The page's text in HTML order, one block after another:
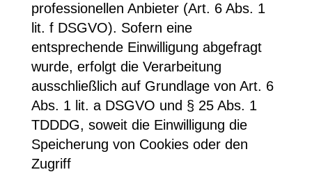
professionellen Anbieter (Art. 6 Abs. 1
lit. f DSGVO). Sofern eine
entsprechende Einwilligung abgefragt
wurde, erfolgt die Verarbeitung
ausschließlich auf Grundlage von Art. 6
Abs. 1 lit. a DSGVO und § 25 Abs. 1
TDDDG, soweit die Einwilligung die
Speicherung von Cookies oder den
Zugriff